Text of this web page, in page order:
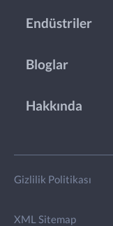
Endüstriler
Bloglar
Hakkında
Gizlilik Politikası
XML Sitemap